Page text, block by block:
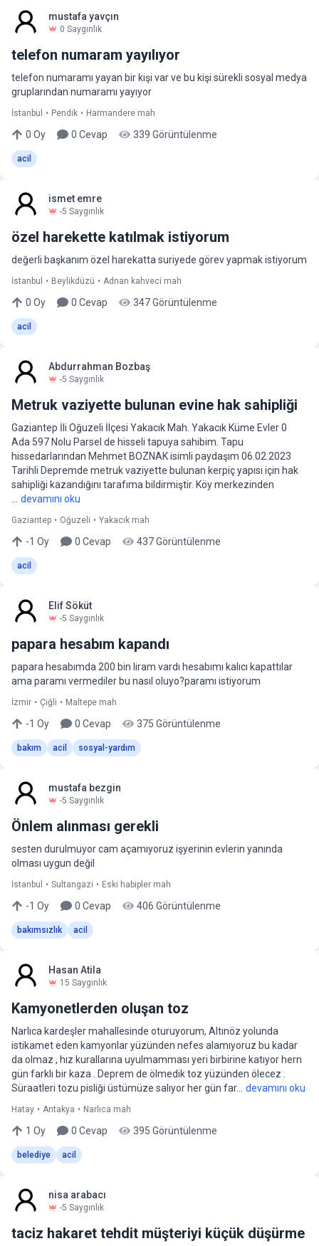
mustafa yavçın
0 Saygınlık
telefon numaram yayılıyor
telefon numaramı yayan bir kişi var ve bu kişi sürekli sosyal medya
gruplarından numaramı yayıyor
İstanbul • Pendik • Harmandere mah
0 Oy 0 Cevap 339 Görüntülenme
acil
ismet emre
-5 Saygınlık
özel harekette katılmak istiyorum
değerli başkanım özel harekatta suriyede görev yapmak istiyorum
İstanbul • Beylikdüzü • Adnan kahveci mah
0 Oy 0 Cevap 347Görüntülenme
acil
Abdurrahman Bozbaş
-5 Saygınlık
Metruk vaziyette bulunan evine hak sahipliği
Gaziantep İli Oğuzeli İlçesi Yakacık Mah. Yakacık Küme Evler 0
Ada 597 Nolu Parsel de hisseli tapuya sahibim. Tapu
hissedarlarından Mehmet BOZNAK isimli paydaşım 06.02.2023
Tarihli Depremde metruk vaziyette bulunan kerpiç yapısı için hak
sahipliği kazandığını tarafıma bildirmiştir. Köy merkezinden
devamını oku
Gaziantep • Oğuzeli • Yakacık mah
-1 Oy 0 Cevap 437Görüntülenme
acil
Elif Söküt
-5 Saygınlık
papara hesabım kapandı
papara hesabımda 200 bin liram vardı hesabımı kalıcı kapattılar
ama paramı vermediler bu nasıl oluyo?paramı istiyorum
İzmir • Çiğli • Maltepe mah
-1 Oy 0 Cevap 375 Görüntülenme
bakım acil sosyal-yardım
mustafa bezgin
-5 Saygınlık
Önlem alınması gerekli
sesten durulmuyor cam açamıyoruz işyerinin evlerin yanında
olması uygun değil
İstanbul • Sultangazi • Eski habipler mah
-1 Oy 0 Cevap 406 Görüntülenme
bakımsızlık acil
Hasan Atila
15 Saygınlık
Kamyonetlerden oluşan toz
Narlıca kardeşler mahallesinde oturuyorum, Altınöz yolunda
istikamet eden kamyonlar yüzünden nefes alamıyoruz bu kadar
da olmaz , hız kurallarına uyulmamması yeri birbirine katıyor hern
gün farklı bir kaza . Deprem de ölmedik toz yüzünden ölecez .
Süraatleri tozu pisliği üstümüze salıyor her gün far...
devamını oku
Hatay • Antakya • Narlıca mah
1 Oy 0 Cevap 395 Görüntülenme
belediye acil
nisa arabacı
-5 Saygınlık
taciz hakaret tehdit müşteriyi küçük düşürme